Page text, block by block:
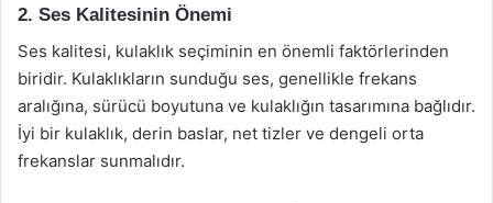
2. Ses Kalitesinin Önemi
Ses kalitesi, kulaklık seçiminin en önemli faktörlerinden
biridir. Kulaklıkların sunduğu ses, genellikle frekans
aralığına, sürücü boyutuna ve kulaklığın tasarımına bağlıdır.
İyi bir kulaklık, derin baslar, net tizler ve dengeli orta
frekanslar sunmalıdır.